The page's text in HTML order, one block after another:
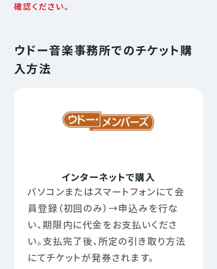
確認ください。
ウドー音楽事務所でのチケット購
入方法
インターネットで購入
パソコンまたはスマートフォンにて会
員登録（初回のみ）→申込みを行な
い、期限内に代金をお支払いくださ
い。支払完了後、所定の引き取り方法
にてチケットが発券されます。